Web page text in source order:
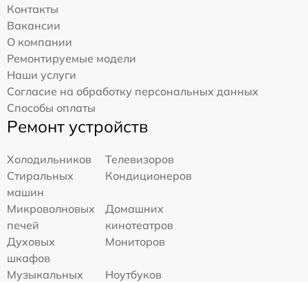
Контакты
Вакансии
О компании
Ремонтируемые модели
Наши услуги
Согласие на обработку персональных данных
Способы оплаты
Ремонт устройств
Холодильников
Телевизоров
Стиральных
машин
Кондиционеров
Микроволновых
печей
Домашних
кинотеатров
Духовых
шкафов
Мониторов
Музыкальных
Ноутбуков